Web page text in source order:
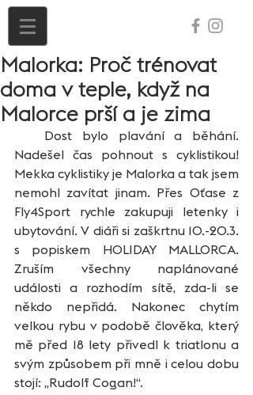
Malorka: Proč trénovat
doma v teple, když na
Malorce prší a je zima
Nadešel čas pohnout s cyklistikou!
Mekka cyklistiky je Malorka a tak jsem
nemohl zavítat jinam. Přes Oťase z
Fly4Sport rychle zakupuji letenky i
ubytování. V diáři si zaškrtnu 10.-20.3.
s popiskem HOLIDAY MALLORCA.
Zruším všechny naplánované
události a rozhodím sítě, zda-li se
někdo nepřidá. Nakonec chytím
velkou rybu v podobě člověka, který
mě před 18 lety přivedl k triatlonu a
svým způsobem při mně i celou dobu
stojí: „Rudolf Cogan!“.